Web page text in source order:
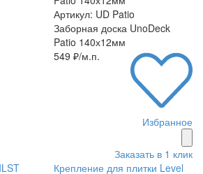
Артикул: UD Patio
Заборная доска UnoDeck
Patio 140х12мм
549 ₽/м.п.
Избранное
Заказать в 1 клик
Крепление для плитки Level